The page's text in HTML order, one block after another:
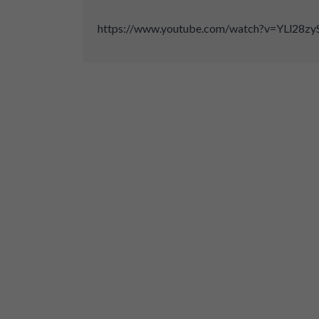
https://www.youtube.com/